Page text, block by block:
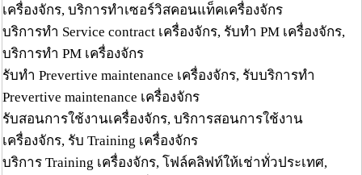
เครื่องจักร, บริการทำเซอร์วิสคอนแท็คเครื่องจักร
บริการทำ Service contract เครื่องจักร, รับทำ PM เครื่องจักร,
บริการทำ PM เครื่องจักร
รับทำ Prevertive maintenance เครื่องจักร, รับบริการทำ
Prevertive maintenance เครื่องจักร
รับสอนการใช้งานเครื่องจักร, บริการสอนการใช้งาน
เครื่องจักร, รับ Training เครื่องจักร
บริการ Training เครื่องจักร, โฟล์คลิฟท์ให้เช่าทั่วประเทศ,